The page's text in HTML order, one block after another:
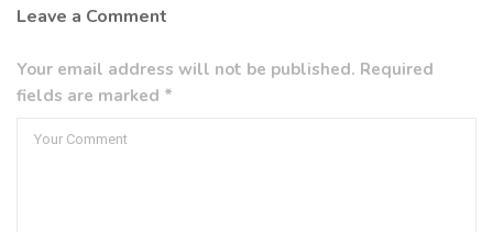
Leave a Comment
Your email address will not be published. Required
fields are marked *